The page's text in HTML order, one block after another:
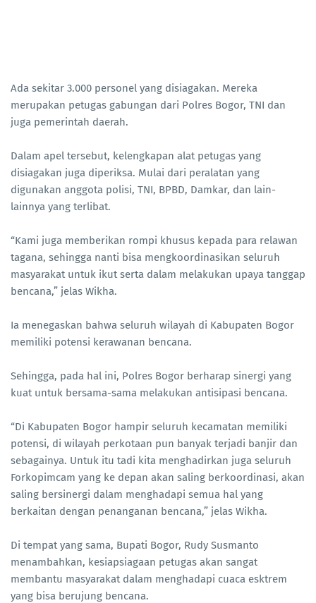
Ada sekitar 3.000 personel yang disiagakan. Mereka
merupakan petugas gabungan dari Polres Bogor, TNI dan
juga pemerintah daerah.
Dalam apel tersebut, kelengkapan alat petugas yang
disiagakan juga diperiksa. Mulai dari peralatan yang
digunakan anggota polisi, TNI, BPBD, Damkar, dan lain-
lainnya yang terlibat.
“Kami juga memberikan rompi khusus kepada para relawan
tagana, sehingga nanti bisa mengkoordinasikan seluruh
masyarakat untuk ikut serta dalam melakukan upaya tanggap
bencana,” jelas Wikha.
Ia menegaskan bahwa seluruh wilayah di Kabupaten Bogor
memiliki potensi kerawanan bencana.
Sehingga, pada hal ini, Polres Bogor berharap sinergi yang
kuat untuk bersama-sama melakukan antisipasi bencana.
“Di Kabupaten Bogor hampir seluruh kecamatan memiliki
potensi, di wilayah perkotaan pun banyak terjadi banjir dan
sebagainya. Untuk itu tadi kita menghadirkan juga seluruh
Forkopimcam yang ke depan akan saling berkoordinasi, akan
saling bersinergi dalam menghadapi semua hal yang
berkaitan dengan penanganan bencana,” jelas Wikha.
Di tempat yang sama, Bupati Bogor, Rudy Susmanto
menambahkan, kesiapsiagaan petugas akan sangat
membantu masyarakat dalam menghadapi cuaca esktrem
yang bisa berujung bencana.